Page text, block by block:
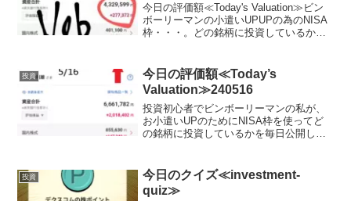
今日の評価額≪Today's Valuation≫ビン
ボーリーマンの小遣いUPUPの為のNISA
枠・・・。どの銘柄に投資しているか？
ので無しかな？？）（投資信託の評価...
投資
今日の評価額≪Today’s
Valuation≫240516
投資初心者でビンボーリーマンの私が、
お小遣いUPのためにNISA枠を使ってど
の銘柄に投資しているかを毎日公開して
始めることで同じように資産形成が可能
です。短期売買はおす...
投資
今日のクイズ≪investment-
quiz≫